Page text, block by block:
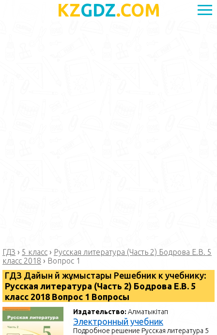
KZGDZ.COM
ГДЗ › 5 класс › Русская литература (Часть 2) Бодрова Е.В. 5
класс 2018 › Вопрос 1
ГДЗ Дайын үй жұмыстары Решебник к учебнику:
Русская литература (Часть 2) Бодрова Е.В. 5
класс 2018 Вопрос 1 Вопросы
Издательство:Алматыкітап
Электронный учебник
Подробное решение Русская литература 5